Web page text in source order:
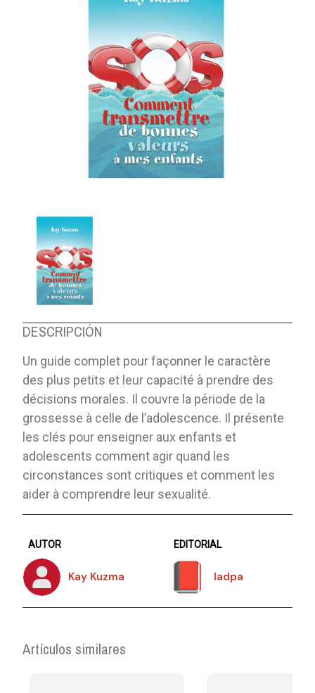
DESCRIPCIÓN
Un guide complet pour façonner le caractère
des plus petits et leur capacité à prendre des
décisions morales. Il couvre la période de la
grossesse à celle de l’adolescence. Il présente
les clés pour enseigner aux enfants et
adolescents comment agir quand les
circonstances sont critiques et comment les
aider à comprendre leur sexualité.
AUTOR
Kay Kuzma
EDITORIAL
Iadpa
Artículos similares